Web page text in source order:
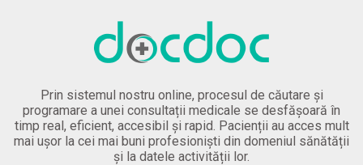
Prin sistemul nostru online, procesul de căutare și
programare a unei consultații medicale se desfășoară în
timp real, eficient, accesibil și rapid. Pacienții au acces mult
mai ușor la cei mai buni profesioniști din domeniul sănătății
și la datele activității lor.